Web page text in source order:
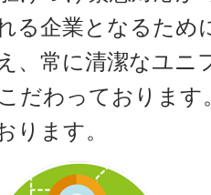
る企業となるため
、常に清潔なユニ
だわっております
ります。